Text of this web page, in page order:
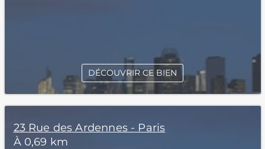
DÉCOUVRIR CE BIEN
23 Rue des Ardennes - Paris
À 0,69 km